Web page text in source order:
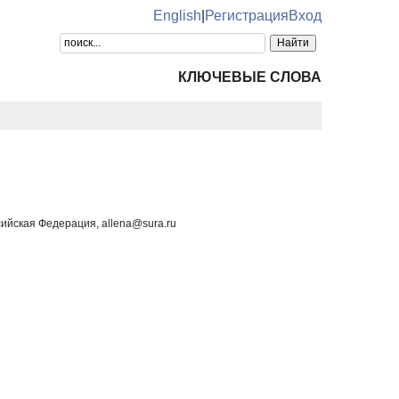
English РегистрацияВход
КЛЮЧЕВЫЕ СЛОВА
Федерация, allena@sura.ru